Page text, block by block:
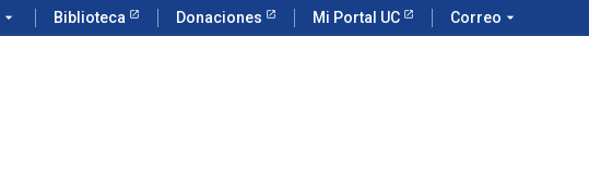
arrow_drop_down Biblioteca Donaciones Mi Portal UC Correo arrow_drop_down